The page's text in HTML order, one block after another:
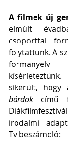
A filmek új
elmúlt
csoporttal
folytattunk. A
sikerült, hogy
bárdok című
irodalmi
Tv beszámoló: